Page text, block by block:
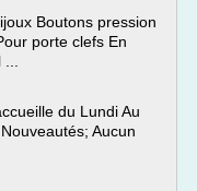
Boutons pression
porte clefs En
du Lundi Au
Aucun